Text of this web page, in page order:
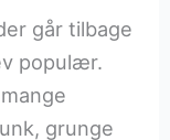
går tilbage
populær.
grunge